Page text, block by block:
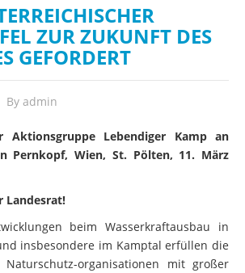
ZUR ZUKUNFT DES
GEFORDERT
By admin
Aktionsgruppe Lebendiger Kamp an
Pernkopf, Wien, St. Pölten, 11. März
Landesrat!
beim Wasserkraftausbau in
insbesondere im Kamptal erfüllen die
Naturschutz-organisationen mit großer